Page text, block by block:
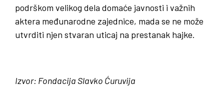
podrškom velikog dela domaće javnosti i važnih
aktera međunarodne zajednice, mada se ne može
utvrditi njen stvaran uticaj na prestanak hajke.
Izvor: Fondacija Slavko Ćuruvija